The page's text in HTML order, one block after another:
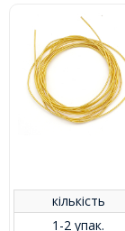
кількість
1-2 упак.